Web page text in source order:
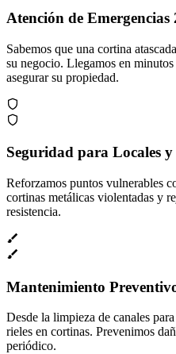
Atención de Emergencias
Sabemos que una cortina
su negocio. Llegamos en
asegurar su propiedad.
Seguridad para Locales y
Reforzamos puntos vulnerables
cortinas metálicas violentadas y
resistencia.
Mantenimiento
Desde la limpieza de canales
rieles en cortinas. Prevenimos
periódico.